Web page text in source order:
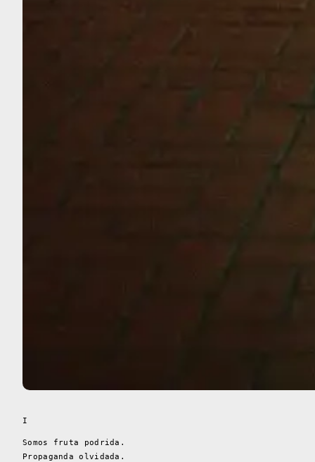
I
Somos fruta podrida.
Propaganda olvidada.